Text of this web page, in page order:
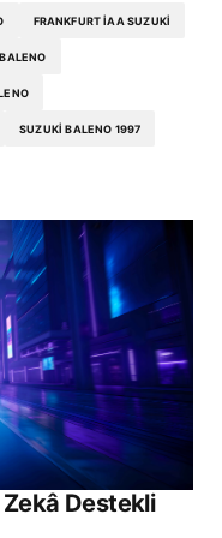
FRANKFURT IAA SUZUKI
SUZUKI BALENO 1997
Zekâ Destekli